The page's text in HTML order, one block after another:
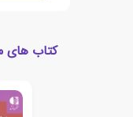
کتاب های مرتبط با 100